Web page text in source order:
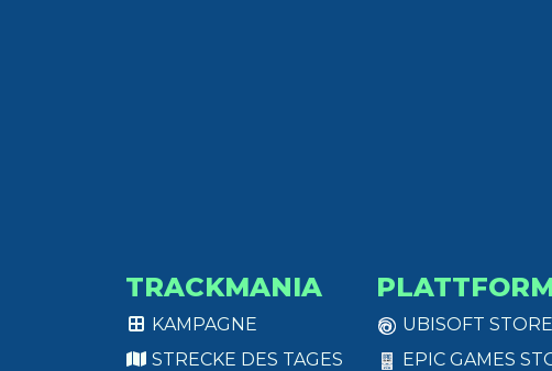
TRACKMANIA
KAMPAGNE
STRECKE DES TAGES
UBISOFT STORE
EPIC GAMES